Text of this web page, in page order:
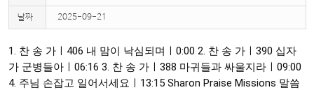
날짜 2025-09-21
1. 찬 송 가ㅣ406 내 맘이 낙심되며ㅣ 0:00 2. 찬 송 가ㅣ390 십자
가 군병들아ㅣ 06:16 3. 찬 송 가ㅣ388 마귀들과 싸울지라ㅣ 09:00
4. 주님 손잡고 일어서세요ㅣ 13:15 Sharon Praise Missions 말씀